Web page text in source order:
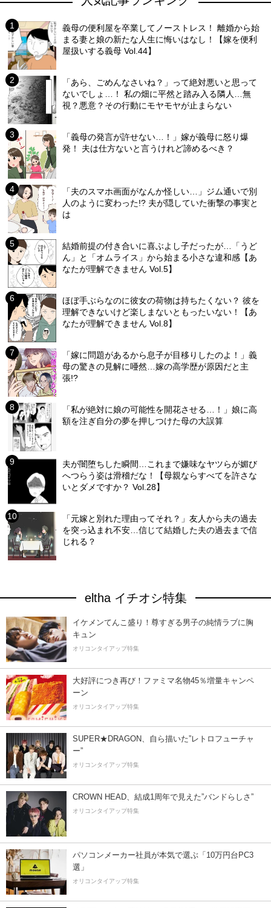
義母の便利屋を卒業してノーストレス！ 離婚から始
まる妻と娘の新たな人生に悔いはなし！【嫁を便利
屋扱いする義母 Vol.44】
「あら、ごめんなさいね？」って絶対悪いと思って
ないでしょ…！ 私の畑に平然と踏み入る隣人…無
視？悪意？その行動にモヤモヤが止まらない
「義母の発言が許せない…！」嫁が義母に怒り爆
発！ 夫は仕方ないと言うけれど諦めるべき？
「夫のスマホ画面がなんか怪しい…」ジム通いで別
人のように変わった!? 夫が隠していた衝撃の事実と
は
結婚前提の付き合いに喜ぶよし子だったが…「うど
ん」と「オムライス」から始まる小さな違和感【あ
なたが理解できません Vol.5】
ほぼ手ぶらなのに彼女の荷物は持ちたくない？ 彼を
理解できないけど楽しまないともったいない！【あ
なたが理解できません Vol.8】
「嫁に問題があるから息子が目移りしたのよ！」義
母の驚きの見解に唖然…嫁の高学歴が原因だと主
張!?
「私が絶対に娘の可能性を開花させる…！」娘に高
額を注ぎ自分の夢を押しつけた母の大誤算
夫が闇堕ちした瞬間…これまで嫌味なヤツらが媚び
へつらう姿は滑稽だな！【母親ならすべてを許さな
いとダメですか？ Vol.28】
「元嫁と別れた理由ってそれ？」友人から夫の過去
を突っ込まれ不安…信じて結婚した夫の過去まで信
じれる？
eltha イチオシ特集
イケメンてんこ盛り！尊すぎる男子の純情ラブに胸
キュン
オリコンタイアップ特集
大好評につき再び！ファミマ名物45％増量キャンペ
ーン
オリコンタイアップ特集
SUPER★DRAGON、自ら描いた”レトロフューチャ
ー”
オリコンタイアップ特集
CROWN HEAD、結成1周年で見えた”バンドらしさ”
オリコンタイアップ特集
パソコンメーカー社員が本気で選ぶ「10万円台PC3
選」
オリコンタイアップ特集